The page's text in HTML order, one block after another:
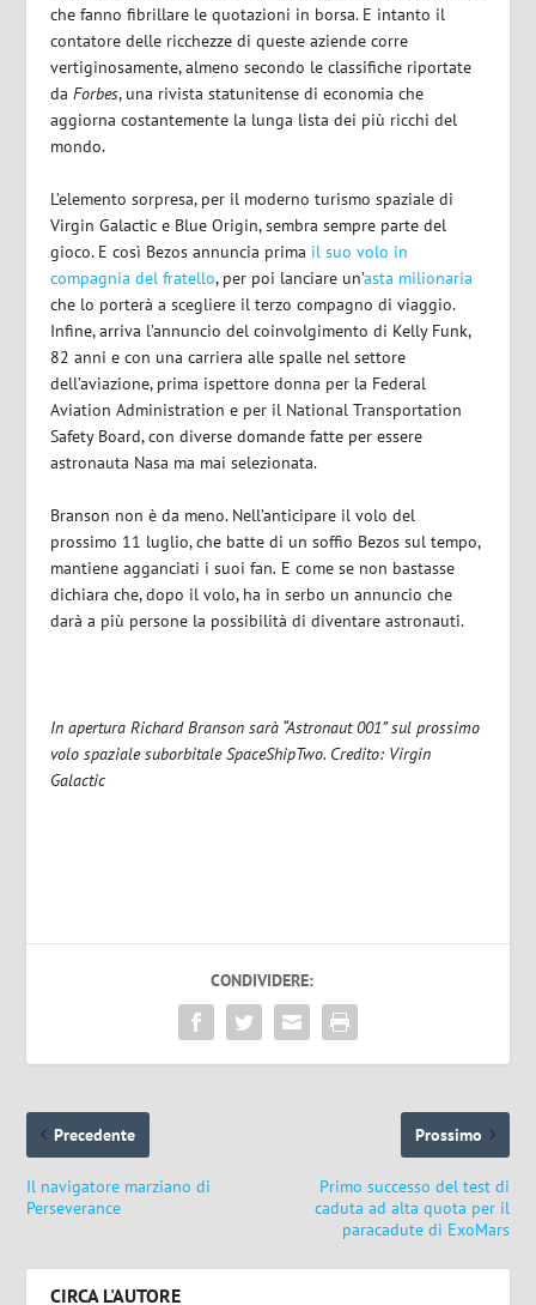
che fanno fibrillare le quotazioni in borsa. E intanto il
contatore delle ricchezze di queste aziende corre
vertiginosamente, almeno secondo le classifiche riportate
daForbes, una rivista statunitense di economia che
aggiorna costantemente la lunga lista dei più ricchi del
mondo.
L’elemento sorpresa, per il moderno turismo spaziale di
Virgin Galactic e Blue Origin, sembra sempre parte del
gioco. E così Bezos annuncia prima il suo volo in
compagnia del fratello, per poi lanciare un’asta milionaria
che lo porterà a scegliere il terzo compagno di viaggio.
Infine, arriva l’annuncio del coinvolgimento di Kelly Funk,
82 anni e con una carriera alle spalle nel settore
dell’aviazione, prima ispettore donna per la Federal
Aviation Administration e per il National Transportation
Safety Board, con diverse domande fatte per essere
astronauta Nasa ma mai selezionata.
Branson non è da meno. Nell’anticipare il volo del
prossimo 11 luglio, che batte di un soffio Bezos sul tempo,
mantiene agganciati i suoi fan. E come se non bastasse
dichiara che, dopo il volo, ha in serbo un annuncio che
darà a più persone la possibilità di diventare astronauti.
In apertura Richard Branson sarà “Astronaut 001” sul prossimo
volo spaziale suborbitale SpaceShipTwo. Credito: Virgin
Galactic
CONDIVIDERE:
Precedente
Il navigatore marziano di
Perseverance
Prossimo
Primo successo del test di
caduta ad alta quota per il
paracadute di ExoMars
CIRCA L'AUTORE